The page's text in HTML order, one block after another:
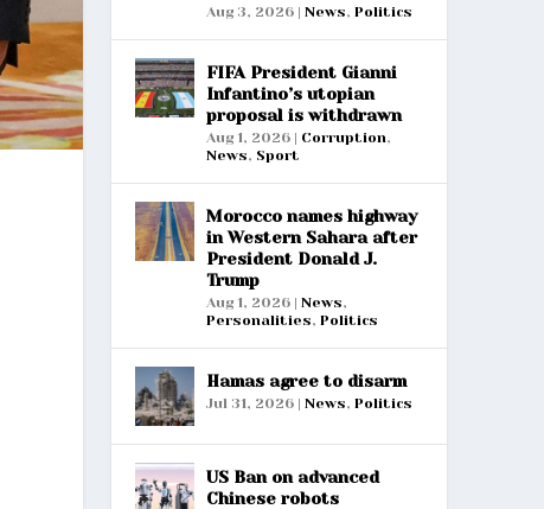
Aug 3, 2026| News, Politics
FIFA President Gianni
Infantino’s utopian
proposal is withdrawn
Aug 1, 2026| Corruption,
News, Sport
Morocco names highway
in Western Sahara after
President Donald J.
Trump
Aug 1, 2026| News,
Personalities, Politics
Hamas agree to disarm
Jul 31, 2026| News, Politics
US Ban on advanced
Chinese robots